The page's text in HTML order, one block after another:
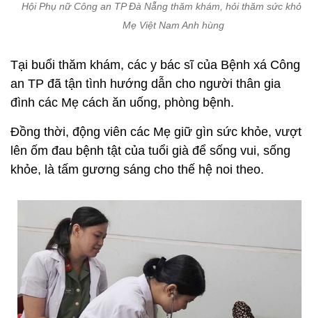
Hội Phụ nữ Công an TP Đà Nẵng thăm khám, hỏi thăm sức khỏe
Mẹ Việt Nam Anh hùng
Tại buổi thăm khám, các y bác sĩ của Bệnh xá Công
an TP đã tận tình hướng dẫn cho người thân gia
đình các Mẹ cách ăn uống, phòng bệnh.
Đồng thời, động viên các Mẹ giữ gìn sức khỏe, vượt
lên ốm đau bệnh tật của tuổi già để sống vui, sống
khỏe, là tấm gương sáng cho thế hệ noi theo.